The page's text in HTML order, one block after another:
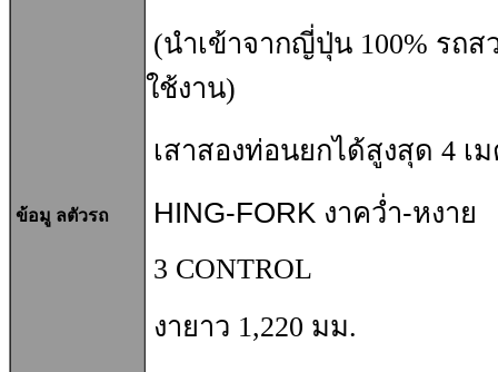
ข้อมู ลตัวรถ
(นำเข้าจากญี่ปุ่น 100% รถ
ใช้งาน)
เสาสองท่อนยกได้สูงสุด 4 เ
HING-FORK งาคว่ำ-หงาย
3 CONTROL
งายาว 1,220 มม.